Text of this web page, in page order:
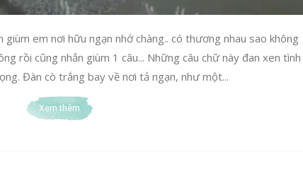
em nơi hữu ngạn nhớ chàng.. có thương nhau sao không
rồi cũng nhắn giùm 1 câu... Những câu chữ này đan xen tình
Đàn cò trắng bay về nơi tả ngạn, như một...
Xem thêm